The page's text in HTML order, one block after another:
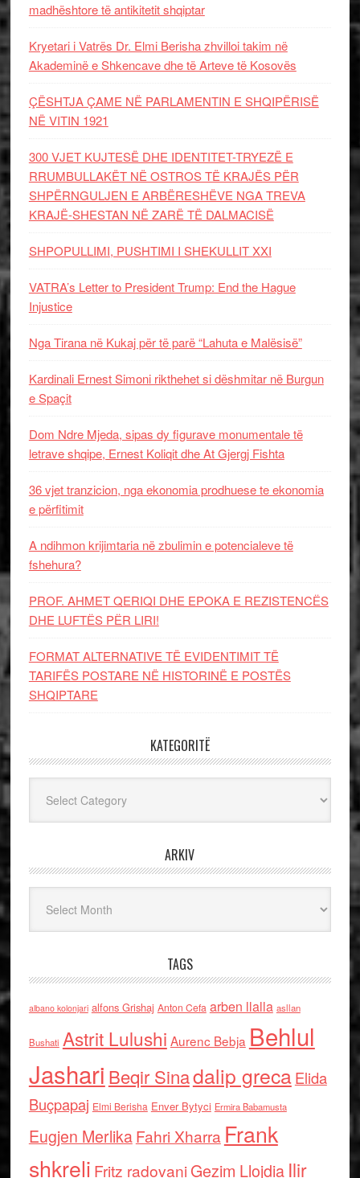
madhështore të antikitetit shqiptar
Kryetari i Vatrës Dr. Elmi Berisha zhvilloi takim në
Akademinë e Shkencave dhe të Arteve të Kosovës
ÇËSHTJA ÇAME NË PARLAMENTIN E SHQIPËRISË
NË VITIN 1921
300 VJET KUJTESË DHE IDENTITET-TRYEZË E
RRUMBULLAKËT NË OSTROS TË KRAJËS PËR
SHPËRNGULJEN E ARBËRESHËVE NGA TREVA
KRAJË-SHESTAN NË ZARË TË DALMACISË
SHPOPULLIMI, PUSHTIMI I SHEKULLIT XXI
VATRA’s Letter to President Trump: End the Hague
Injustice
Nga Tirana në Kukaj për të parë “Lahuta e Malësisë”
Kardinali Ernest Simoni rikthehet si dëshmitar në Burgun
e Spaçit
Dom Ndre Mjeda, sipas dy figurave monumentale të
letrave shqipe, Ernest Koliqit dhe At Gjergj Fishta
36 vjet tranzicion, nga ekonomia prodhuese te ekonomia
e përfitimit
A ndihmon krijimtaria në zbulimin e potencialeve të
fshehura?
PROF. AHMET QERIQI DHE EPOKA E REZISTENCЁS
DHE LUFTЁS PЁR LIRI!
FORMAT ALTERNATIVE TË EVIDENTIMIT TË
TARIFËS POSTARE NË HISTORINË E POSTËS
SHQIPTARE
KATEGORITË
ARKIV
TAGS
albano kolonjari alfons Grishaj Anton Cefa arben llalla asllan
Bushati Astrit Lulushi Aurenc Bebja Behlul
Jashari Beqir Sinadalip grecaElida
Buçpapaj Elmi Berisha Enver Bytyci Ermira Babamusta
Eugjen MerlikaFahri Xharra Frank
shkreli Fritz radovaniGezim Llojdia Ilir